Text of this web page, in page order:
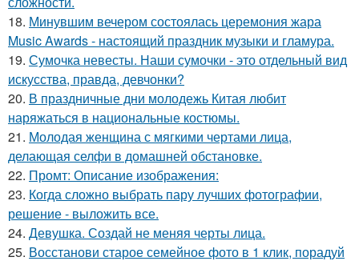
18. Минувшим вечером состоялась церемония жара
Music Awards - настоящий праздник музыки и гламура.
19. Сумочка невесты. Наши сумочки - это отдельный вид
искусства, правда, девчонки?
20. В праздничные дни молодежь Китая любит
наряжаться в национальные костюмы.
21. Молодая женщина с мягкими чертами лица,
делающая селфи в домашней обстановке.
22. Промт: Описание изображения:
23. Когда сложно выбрать пару лучших фотографии,
решение - выложить все.
24. Девушка. Создай не меняя черты лица.
25. Восстанови старое семейное фото в 1 клик, порадуй